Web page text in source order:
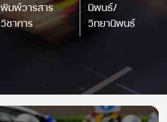
พิมพ์วารสาร
วิชาการ
นิพนธ์/
วิทยานิพนธ์